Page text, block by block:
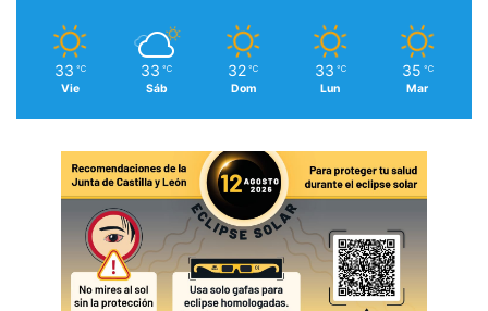
33 ℃
Vie
33 ℃
Sáb
32 ℃
Dom
33 ℃
Lun
35 ℃
Mar